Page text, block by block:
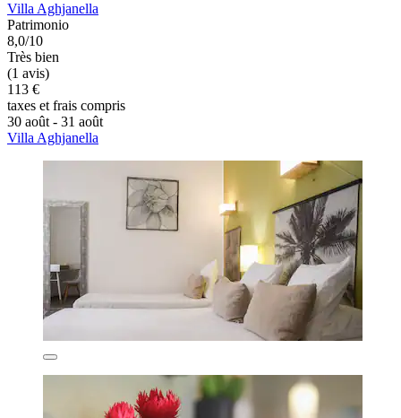
Villa Aghjanella
Patrimonio
8,0/10
Très bien
(1 avis)
113 €
taxes et frais compris
30 août - 31 août
Villa Aghjanella